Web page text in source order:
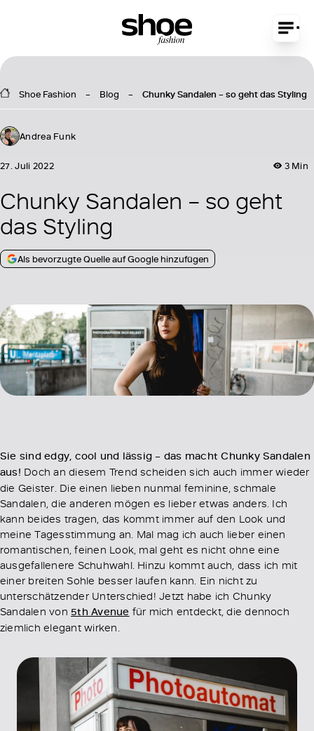
Shoe Fashion Blog Chunky Sandalen – so geht das Styling
Andrea Funk
3 Min
27. Juli 2022
Chunky Sandalen – so geht
das Styling
Als bevorzugte Quelle auf Google hinzufügen
Sie sind edgy, cool und lässig – das macht Chunky Sandalen
aus! Doch an diesem Trend scheiden sich auch immer wieder
die Geister. Die einen lieben nunmal feminine, schmale
Sandalen, die anderen mögen es lieber etwas anders. Ich
kann beides tragen, das kommt immer auf den Look und
meine Tagesstimmung an. Mal mag ich auch lieber einen
romantischen, feinen Look, mal geht es nicht ohne eine
ausgefallenere Schuhwahl. Hinzu kommt auch, dass ich mit
einer breiten Sohle besser laufen kann. Ein nicht zu
unterschätzender Unterschied! Jetzt habe ich Chunky
Sandalen von 5th Avenue für mich entdeckt, die dennoch
ziemlich elegant wirken.